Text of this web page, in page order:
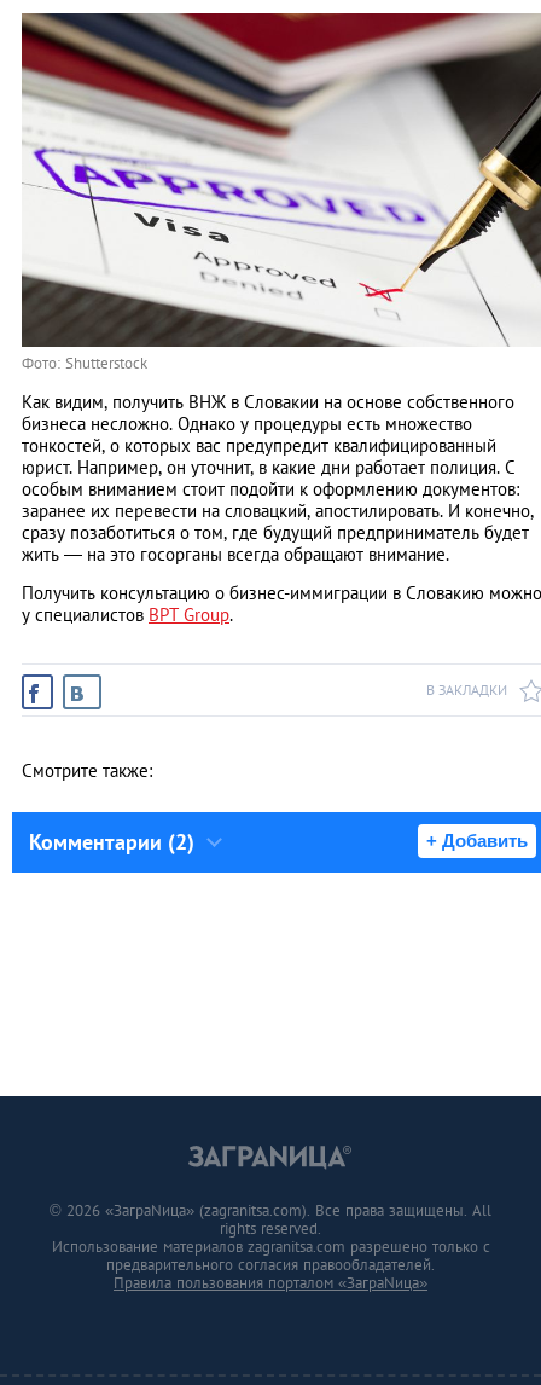
Фото: Shutterstock
Как видим, получить ВНЖ в Словакии на основе собственного
бизнеса несложно. Однако у процедуры есть множество
тонкостей, о которых вас предупредит квалифицированный
юрист. Например, он уточнит, в какие дни работает полиция. С
особым вниманием стоит подойти к оформлению документов:
заранее их перевести на словацкий, апостилировать. И конечно,
сразу позаботиться о том, где будущий предприниматель будет
жить ― на это госорганы всегда обращают внимание.
Получить консультацию о бизнес-иммиграции в Словакию можно
у специалистов BPT Group.
В ЗАКЛАДКИ
Смотрите также:
Комментарии (2) + Добавить
© 2026 «ЗаграNица» (zagranitsa.com). Все права защищены. All
rights reserved.
Использование материалов zagranitsa.com разрешено только с
предварительного согласия правообладателей.
Правила пользования порталом «ЗаграNица»